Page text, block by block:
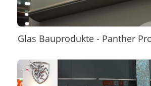
Glas Bauprodukte - Panther